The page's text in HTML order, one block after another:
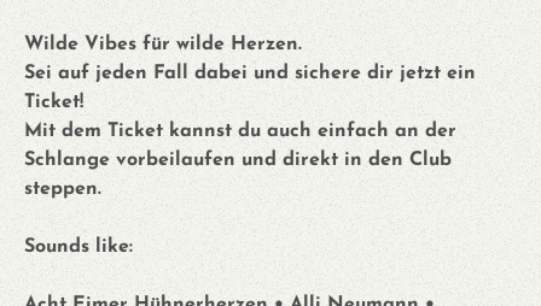
Wilde Vibes für wilde Herzen.
Sei auf jeden Fall dabei und sichere dir jetzt ein
Ticket!
Mit dem Ticket kannst du auch einfach an der
Schlange vorbeilaufen und direkt in den Club
steppen.
Sounds like: